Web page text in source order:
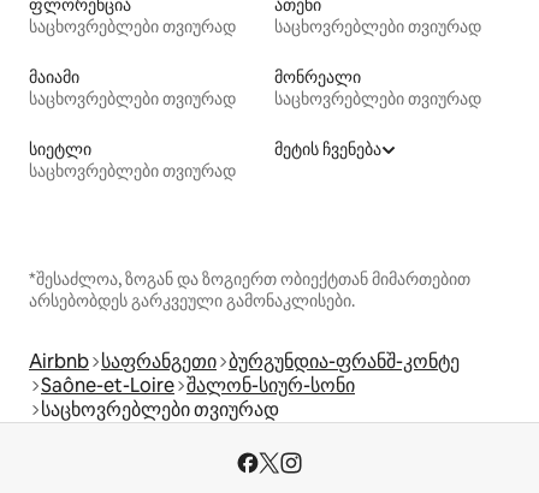
ფლორენცია
საცხოვრებლები თვიურად
ათენი
საცხოვრებლები თვიურად
მაიამი
საცხოვრებლები თვიურად
მონრეალი
საცხოვრებლები თვიურად
სიეტლი
საცხოვრებლები თვიურად
მეტის ჩვენება
*შესაძლოა, ზოგან და ზოგიერთ ობიექტთან მიმართებით
არსებობდეს გარკვეული გამონაკლისები.
Airbnb საფრანგეთი ბურგუნდია-ფრანშ-კონტე
Saône-et-Loire შალონ-სიურ-სონი
საცხოვრებლები თვიურად